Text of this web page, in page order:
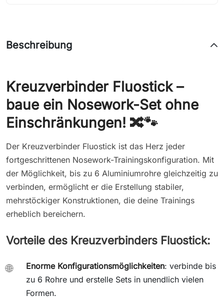
Beschreibung
Kreuzverbinder Fluostick –
baue ein Nosework-Set ohne
Einschränkungen! 🔀🐾
Der Kreuzverbinder Fluostick ist das Herz jeder
fortgeschrittenen Nosework-Trainingskonfiguration. Mit
der Möglichkeit, bis zu 6 Aluminiumrohre gleichzeitig zu
verbinden, ermöglicht er die Erstellung stabiler,
mehrstöckiger Konstruktionen, die deine Trainings
erheblich bereichern.
Vorteile des Kreuzverbinders Fluostick:
🌐 Enorme Konfigurationsmöglichkeiten: verbinde bis
zu 6 Rohre und erstelle Sets in unendlich vielen
Formen.